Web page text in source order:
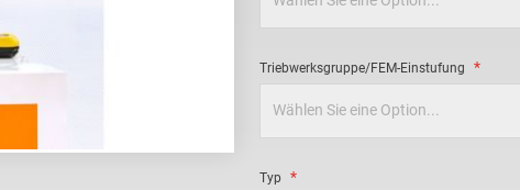
Triebwerksgruppe/FEM-Einstufung
Typ